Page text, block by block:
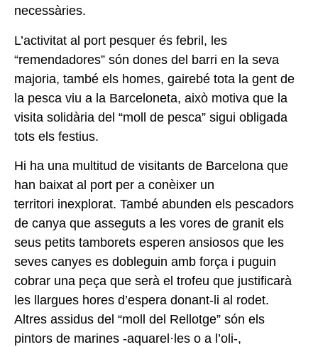
necessàries.
L’activitat al port pesquer és febril, les
“remendadores” són dones del barri en la seva
majoria, també els homes, gairebé tota la gent de
la pesca viu a la Barceloneta, això motiva que la
visita solidària del “moll de pesca” sigui obligada
tots els festius.
Hi ha una multitud de visitants de Barcelona que
han baixat al port per a conèixer un
territori inexplorat. També abunden els pescadors
de canya que asseguts a les vores de granit els
seus petits tamborets esperen ansiosos que les
seves canyes es dobleguin amb força i puguin
cobrar una peça que serà el trofeu que justificarà
les
llargues hores d’espera donant-li al rodet.
Altres assidus del “moll del Rellotge” són els
pintors de marines -aquarel·les o a l’oli-,